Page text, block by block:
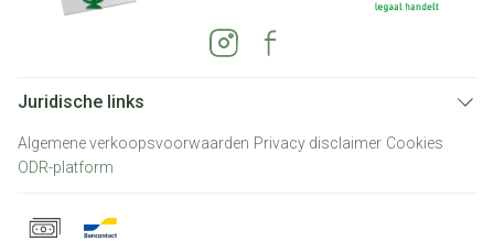
Juridische links
Algemene verkoopsvoorwaarden Privacy disclaimer Cookies
ODR-platform